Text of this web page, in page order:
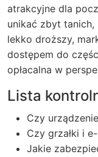
atrakcyjne dla
unikać zbyt tanich,
lekko droższy,
dostępem do
opłacalna w
Lista
Czy
Czy grzałki i
Jakie